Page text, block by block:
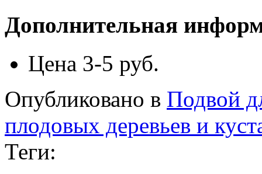
Дополнительная
Цена 3-5 руб.
Опубликовано в Подвой
плодовых деревьев и
Теги: